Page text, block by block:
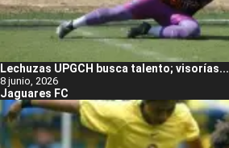
Lechuzas UPGCH busca talento; visorías...
8 junio, 2026
Jaguares FC